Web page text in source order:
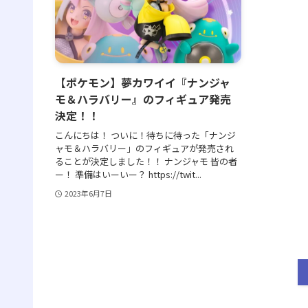
【ポケモン】夢カワイイ『ナンジャ
モ＆ハラバリー』のフィギュア発売
決定！！
こんにちは！ ついに！待ちに待った「ナンジ
ャモ＆ハラバリー」のフィギュアが発売され
ることが決定しました！！ ナンジャモ 皆の者
ー！ 準備はいーいー？ https://twit...
2023年6月7日